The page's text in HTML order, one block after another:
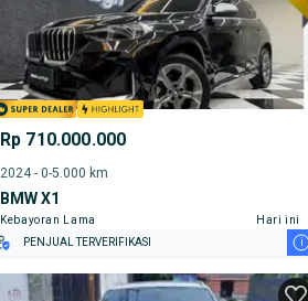
Rp 710.000.000
2024 - 0-5.000 km
BMW X1
Kebayoran Lama
Hari ini
PENJUAL TERVERIFIKASI
i